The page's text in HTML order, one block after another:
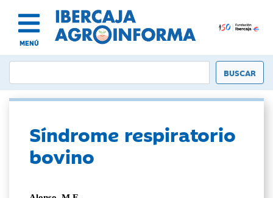
MENÚ
Síndrome respiratorio
bovino